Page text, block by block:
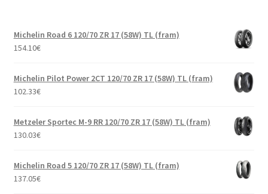
Michelin Road 6 120/70 ZR 17 (58W) TL (fram)
154.10€
Michelin Pilot Power 2CT 120/70 ZR 17 (58W) TL (fram)
102.33€
Metzeler Sportec M-9 RR 120/70 ZR 17 (58W) TL (fram)
130.03€
Michelin Road 5 120/70 ZR 17 (58W) TL (fram)
137.05€